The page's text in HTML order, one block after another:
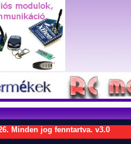
Minden jog fenntartva. v3.0